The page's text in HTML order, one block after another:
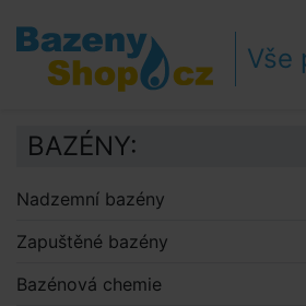
Přejít na obsah
Přejít k postrannímu sloupci
Klávesové zkratky
Vše
BAZÉNY:
Nadzemní bazény
Zapuštěné bazény
Bazénová chemie